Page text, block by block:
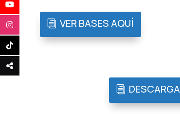
VER BASES AQUÍ